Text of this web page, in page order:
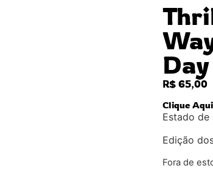
Day
R$ 65,00
Clique
Estado de
Edição
Fora de